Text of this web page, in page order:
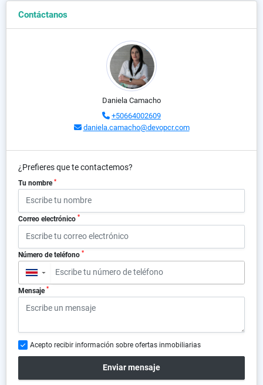
Contáctanos
Daniela Camacho
+50664002609
daniela.camacho@devopcr.com
¿Prefieres que te contactemos?
Tu nombre *
Correo electrónico *
Número de teléfono *
▼
Mensaje *
Acepto recibir información sobre ofertas inmobiliarias
Enviar mensaje